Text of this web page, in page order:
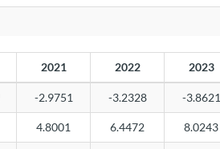
2021 2022 2023
-2.9751 -3.2328 -3.8621
4.8001 6.4472 8.0243